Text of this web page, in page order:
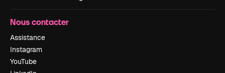
Nous contacter
Assistance
Instagram
YouTube